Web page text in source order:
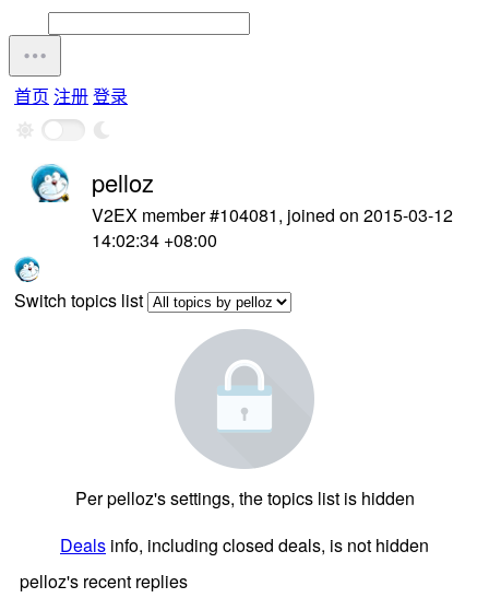
首页 注册登录
pelloz
V2EX member #104081, joined on 2015-03-12
14:02:34 +08:00
Switch topics list
Per pelloz's settings, the topics list is hidden
Deals info, including closed deals, is not hidden
pelloz's recent replies